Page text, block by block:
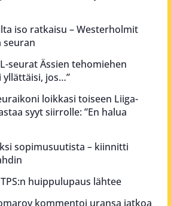
iso ratkaisu – Westerholmit
seuran
seurat Ässien tehomiehen
yllättäisi, jos…”
loikkasi toiseen Liiga-
syyt siirrolle: ”En halua
sopimusuutista – kiinnitti
huippulupaus lähtee
kommentoi uransa jatkoa